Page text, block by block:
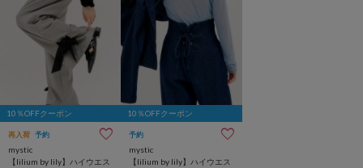
10％OFFクーポン
再入荷 予約
mystic
【lilium by lily】ハイウエス
10％OFFクーポン
予約
mystic
【lilium by lily】ハイウエス